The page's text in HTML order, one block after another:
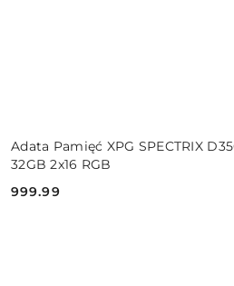
Adata Pamięć XPG SPECTRIX
32GB 2x16 RGB
Cena:
999.99